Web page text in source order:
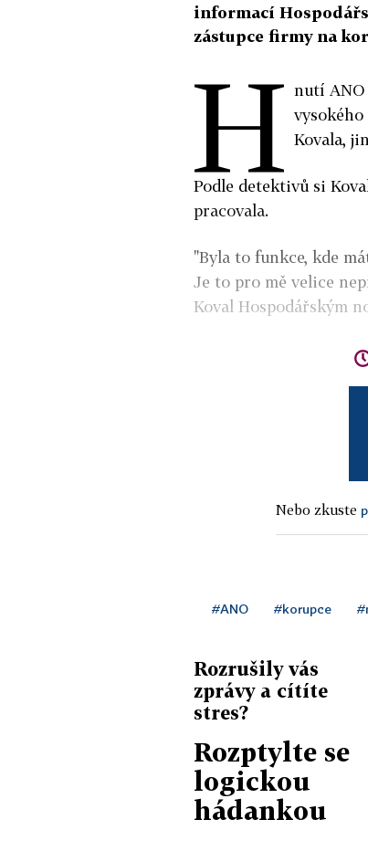
informací
zástupce firmy na
H nutí
Kovala,
Podle detektivů si
pracovala.
"Byla to funkce, kde
Je to pro mě velice
Koval Hospodářským
Nebo zkuste
#ANO #korupce
Rozrušily vás
zprávy a cítíte
stres?
Rozptylte se
logickou
hádankou